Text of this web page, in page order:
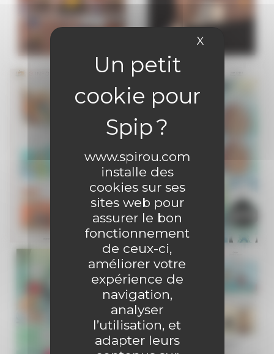
www.spirou.com
installe des
cookies sur ses
sites web pour
assurer le bon
fonctionnement
de ceux-ci,
améliorer votre
expérience de
navigation,
analyser
l’utilisation, et
adapter leurs
X